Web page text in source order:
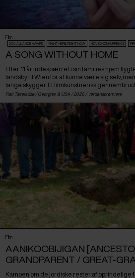
Film
DOC ALLIANCE AWARD RIGHT HERE, RIGHT NOW HOVEDKONKURRENCE
A SONG WITHOUT HOME
Efter 11 år indespærret i sin families hjem
landsby til Wien for at kunne være sig selv,
lange skygger. Et filmkunstnerisk gennembrud
Rati Tsiteladze / Georgien & USA / 2026 / Verdenspremiere
Film
AANIKOOBIJIGAN
GRANDPARENT / GREAT-
Kampen om de jordiske rester af oprindelige